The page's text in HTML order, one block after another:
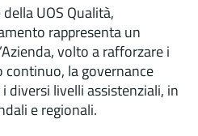
UOS Qualità,
rappresenta un
volto a rafforzare i
la governance
diversi livelli assistenziali, in
e regionali.